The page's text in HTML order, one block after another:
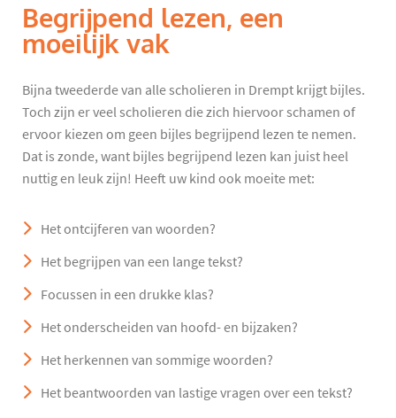
Begrijpend lezen, een
moeilijk vak
Bijna tweederde van alle scholieren in Drempt krijgt bijles.
Toch zijn er veel scholieren die zich hiervoor schamen of
ervoor kiezen om geen bijles begrijpend lezen te nemen.
Dat is zonde, want bijles begrijpend lezen kan juist heel
nuttig en leuk zijn! Heeft uw kind ook moeite met:
Het ontcijferen van woorden?
Het begrijpen van een lange tekst?
Focussen in een drukke klas?
Het onderscheiden van hoofd- en bijzaken?
Het herkennen van sommige woorden?
Het beantwoorden van lastige vragen over een tekst?